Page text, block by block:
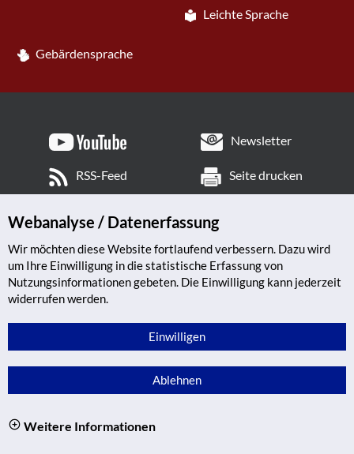
Leichte Sprache
Gebärdensprache
Newsletter
RSS-Feed Seite drucken
Webanalyse / Datenerfassung
Wir möchten diese Website fortlaufend verbessern. Dazu wird
um Ihre Einwilligung in die statistische Erfassung von
Nutzungsinformationen gebeten. Die Einwilligung kann jederzeit
widerrufen werden.
Einwilligen
Ablehnen
Weitere Informationen